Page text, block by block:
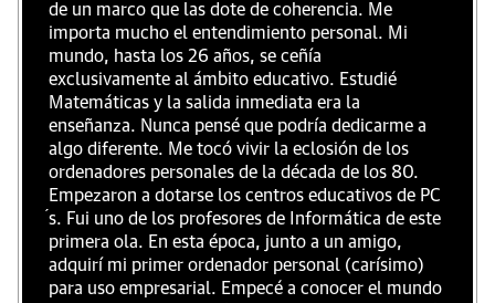
de un marco que las dote de coherencia. Me
importa mucho el entendimiento personal. Mi
mundo, hasta los 26 años, se ceñía
exclusivamente al ámbito educativo. Estudié
Matemáticas y la salida inmediata era la
enseñanza. Nunca pensé que podría dedicarme a
algo diferente. Me tocó vivir la eclosión de los
ordenadores personales de la década de los 80.
Empezaron a dotarse los centros educativos de PC
́s. Fui uno de los profesores de Informática de este
primera ola. En esta época, junto a un amigo,
adquirí mi primer ordenador personal (carísimo)
para uso empresarial. Empecé a conocer el mundo